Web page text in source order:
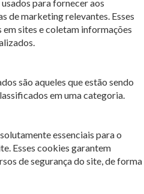
​​para fornecer aos
de marketing relevantes. Esses
sites e coletam informações
são aqueles que estão sendo
em uma categoria.
essenciais para o
Esses cookies garantem
de segurança do site, de forma